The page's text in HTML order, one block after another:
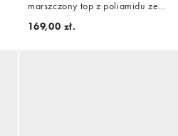
marszczony top z poliamidu ze
skręconym ramiączkiem
169,00 zł.